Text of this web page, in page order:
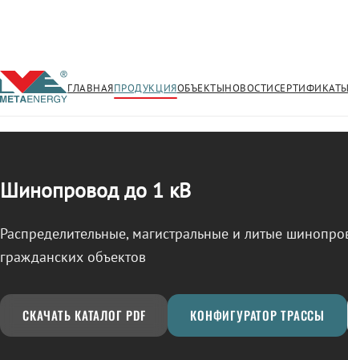
ГЛАВНАЯПРОДУКЦИЯОБЪЕКТЫНОВОСТИСЕРТИФИКАТЫ
← Продукция/ШИНОПРОВОД
Шинопровод до 1 кВ
Распределительные, магистральные и литые
гражданских объектов
СКАЧАТЬ КАТАЛОГ PDF КОНФИГУРАТОР ТРАССЫ